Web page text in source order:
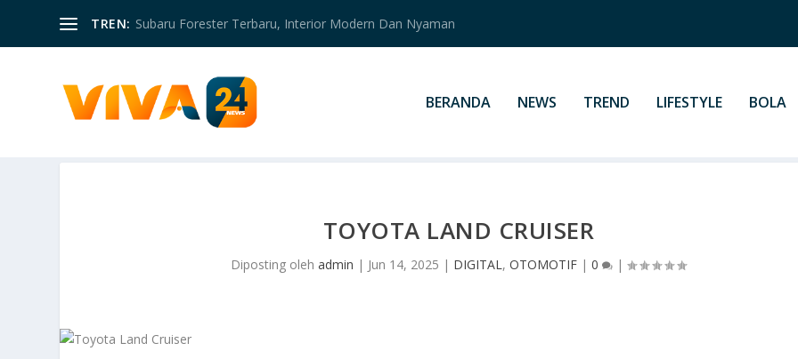
TREN: Subaru Forester Terbaru, Interior Modern Dan Nyaman
BERANDA NEWS TREND LIFESTYLE BOLA
TOYOTA LAND CRUISER
Diposting olehadmin | Jun 14, 2025 | DIGITAL ,OTOMOTIF |0 |